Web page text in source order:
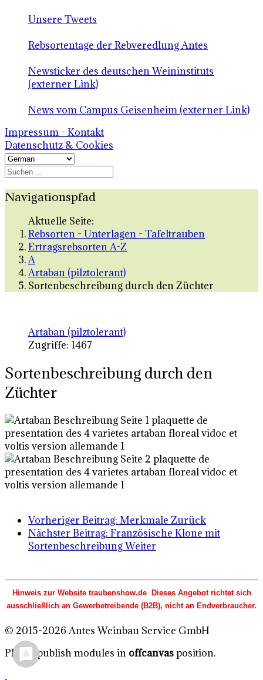
Unsere Tweets
Rebsortentage der Rebveredlung Antes
Newsticker des deutschen Weininstituts
(externer Link)
News vom Campus Geisenheim (externer Link)
Impressum - Kontakt
Datenschutz & Cookies
Navigationspfad
Aktuelle Seite:
Rebsorten - Unterlagen - Tafeltrauben
Ertragsrebsorten A-Z
A
Artaban (pilztolerant)
Sortenbeschreibung durch den Züchter
Artaban (pilztolerant)
Zugriffe: 1467
Sortenbeschreibung durch den
Züchter
Vorheriger Beitrag: Merkmale Zurück
Nächster Beitrag: Französische Klone mit
SortenbeschreibungWeiter
Hinweis zur Website traubenshow.de Dieses Angebot richtet sich
ausschließlich an Gewerbetreibende (B2B), nicht an Endverbraucher.
© 2015-2026 Antes Weinbau Service GmbH
Please publish modules in offcanvasposition.